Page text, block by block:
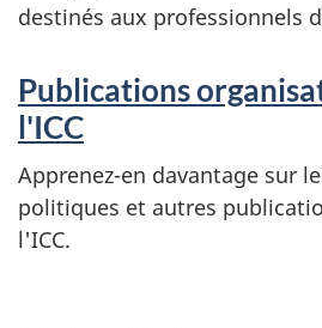
destinés aux professionnels
Publications
l'ICC
Apprenez-en davantage sur
politiques et autres
l'ICC.